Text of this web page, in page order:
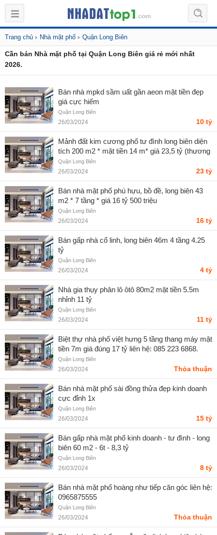
Trang chủ › Nhà mặt phố › Quận Long Biên
Cần bán Nhà mặt phố tại Quận Long Biên giá rẻ mới nhất
2026.
Bán nhà mpkd sầm uất gần aeon mặt tiền đẹp
giá cực hiếm
Quận Long Biên
26/03/2024 10 tỷ
Mảnh đất kim cương phố tư đình long biên diện
tích 200 m2 * mặt tiền 14 m* giá 23,5 tỷ (thương
lượng)
Quận Long Biên
26/03/2024 23 tỷ
Bán nhà mặt phố phú hựu, bồ đề, long biên 43
m2 * 7 tầng * giá 16 tỷ 500 triệu
Quận Long Biên
26/03/2024 16 tỷ
Bán gấp nhà cổ linh, long biên 46m 4 tầng 4.25
tỷ
Quận Long Biên
26/03/2024 4 tỷ
Nhà gia thụy phân lô ôtô 80m2 mặt tiền 5.5m
nhỉnh 11 tỷ
Quận Long Biên
26/03/2024 11 tỷ
Biệt thự nhà phố việt hưng 5 tầng thang máy mặt
tiền 7m giá đúng 17 tỷ liên hệ: 085 223 6868.
Quận Long Biên
26/03/2024 Thỏa thuận
Bán nhà mặt phố sài đồng thửa đẹp kinh doanh
cực đỉnh 1x
Quận Long Biên
26/03/2024 15 tỷ
Bán gấp nhà mặt phố kinh doanh - tư đình - long
biên 60 m2 - 6t - 8,3 tỷ
Quận Long Biên
26/03/2024 8 tỷ
Bán nhà mặt phố hoàng như tiếp căn góc liên hệ:
0965875555
Quận Long Biên
26/03/2024 Thỏa thuận